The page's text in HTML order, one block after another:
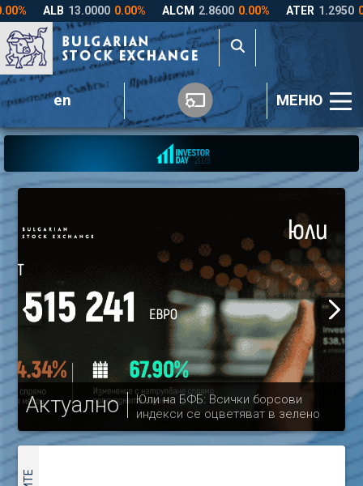
en МЕНЮ
Актуално
Юли на БФБ: Всички борсови
индекси се оцветяват в зелено